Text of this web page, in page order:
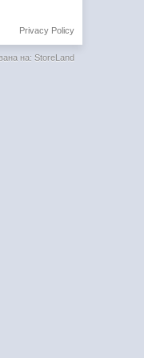
Privacy Policy
на: StoreLand